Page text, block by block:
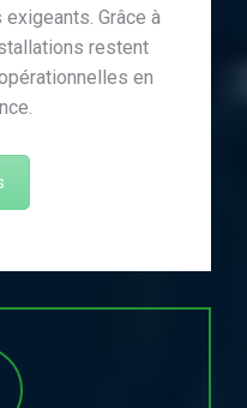
Grâce à
restent
en